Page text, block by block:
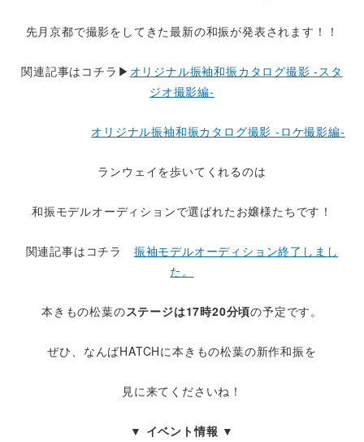
先月京都で撮影をしてきた最新の和振が発表されます！！
関連記事はコチラ▶ オリジナル振袖和振カタログ撮影 -スタ
ジオ撮影編-
オリジナル振袖和振カタログ撮影 -ロケ撮影編-
ランウェイを歩いてくれるのは
和振モデルオーディションで選ばれたお嬢様たちです！
関連記事はコチラ 振袖モデルオーディション終了しまし
た。
本きもの松葉のステージは17時20分頃の予定です。
ぜひ、なんばHATCHに本きもの松葉の新作和振を
見に来てくださいね！
▼ イベント情報 ▼